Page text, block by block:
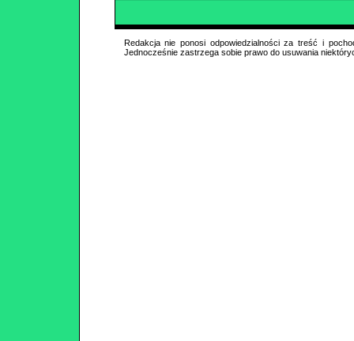
Redakcja nie ponosi odpowiedzialności za treść i
Jednocześnie zastrzega sobie prawo do usuwania